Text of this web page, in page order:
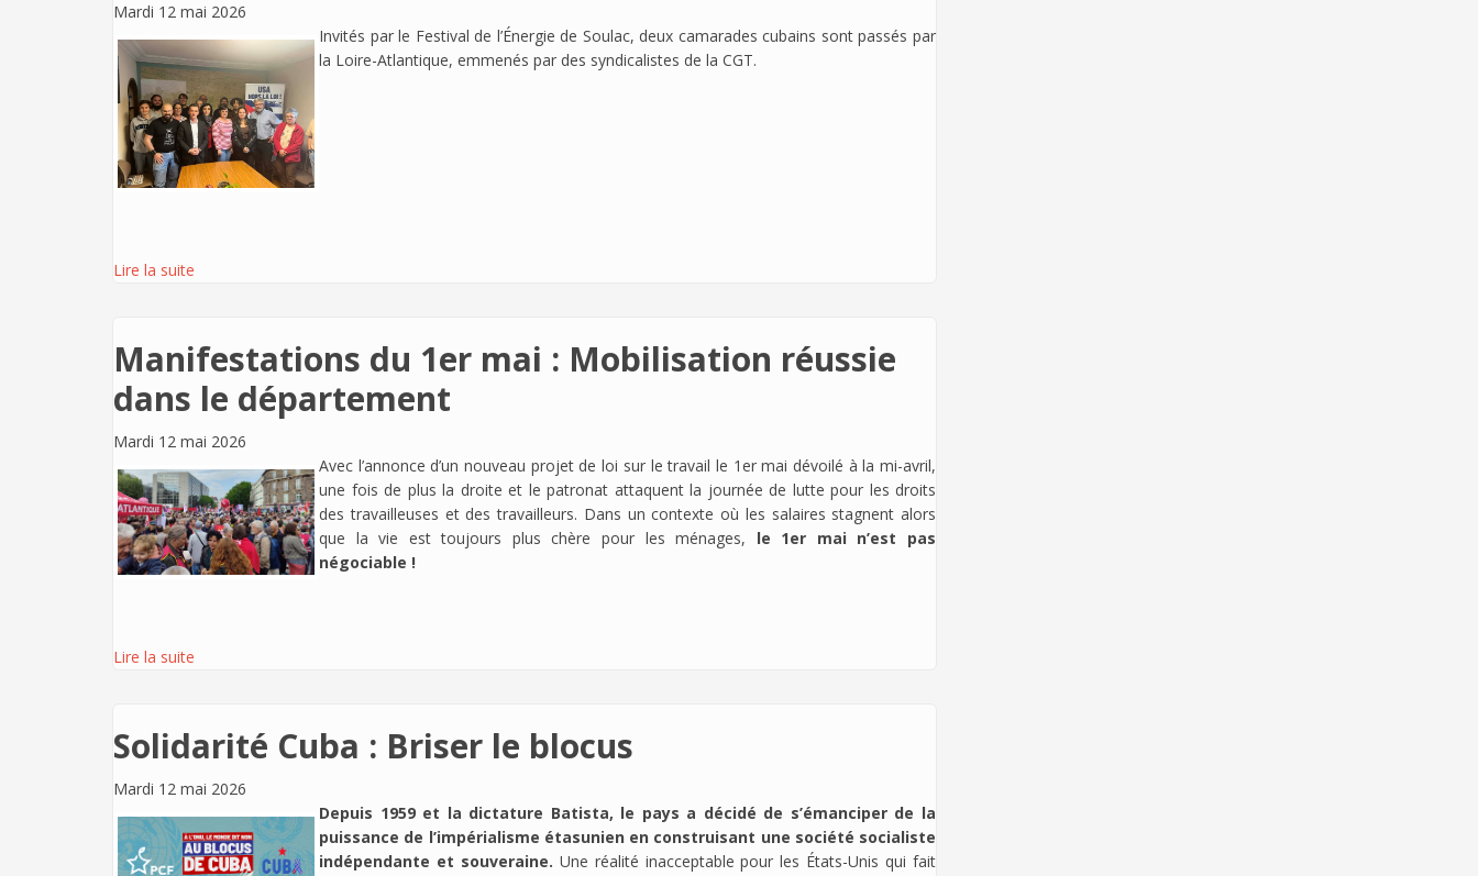
Mardi 12 mai 2026
Invités par le Festival de l’Énergie de Soulac, deux camarades cubains sont passés par
la Loire-Atlantique, emmenés par des syndicalistes de la CGT.
Lire la suite
Manifestations du 1er mai : Mobilisation réussie
dans le département
Mardi 12 mai 2026
Avec l’annonce d’un nouveau projet de loi sur le travail le 1er mai dévoilé à la mi-avril,
une fois de plus la droite et le patronat attaquent la journée de lutte pour les droits
des travailleuses et des travailleurs. Dans un contexte où les salaires stagnent alors
que la vie est toujours plus chère pour les ménages, le 1er mai n’est pas
négociable !
Lire la suite
Solidarité Cuba : Briser le blocus
Mardi 12 mai 2026
Depuis 1959 et la dictature Batista, le pays a décidé de s’émanciper de la
puissance de l’impérialisme étasunien en construisant une société socialiste
indépendante et souveraine. Une réalité inacceptable pour les États-Unis qui fait